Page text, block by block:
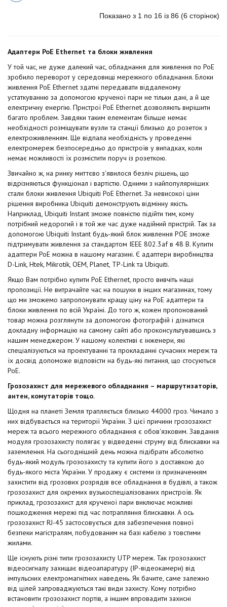
Показано з 1 по 16 із 86 (6 сторінок)
Адаптери PoE Ethernet та блоки живлення
У той час, не дуже далекий час, обладнання для живлення по PoE
зробило переворот у середовищі мережного обладнання. Блоки
живлення PoE Ethernet здатні передавати віддаленому
устаткуванню за допомогою крученої пари не тільки дані, а й ще
електричну енергію. Пристрої PoE Ethernet дозволяють вирішити
багато проблем. Завдяки таким елементам більше немає
необхідності розміщувати вузли та станції близько до розеток з
електроживленням. Ще відпала необхідність у проведенні
електромереж безпосередньо до пристроїв у випадках, коли
немає можливості їх розмістити поруч із розеткою.
Звичайно ж, на ринку миттєво з'явилося безліч рішень, що
відрізняються функціонал і вартістю. Одними з найпопулярніших
стали блоки живлення Ubiquiti PoE Ethernet. За невисокої ціни
рішення виробника Ubiquiti демонструють відмінну якість.
Наприклад, Ubiquiti Instant зможе повністю підійти тим, кому
потрібний недорогий і в той же час дуже надійний пристрій. Так за
допомогою Ubiquiti Instant будь-який блок живлення POE зможе
підтримувати живлення за стандартом IEEE 802.3af в 48 В. Купити
адаптери PoE можна в нашому магазині. Є адаптери виробництва
D-Link, Htek, Mikrotik, OEM, Planet, TP-Link та Ubiquiti.
Якщо Вам потрібно купити PoE Ethernet, просто вивчіть наші
пропозиції. Не витрачайте час на пошуки в інших магазинах, тому
що ми зможемо запропонувати кращу ціну на PoE адаптери та
блоки живлення по всій Україні. До того ж, кожен пропонований
товар можна розглянути за допомогою фотографій і дізнатися
докладну інформацію на самому сайті або проконсультувавшись з
нашим менеджером. У нашому колективі є інженери, які
спеціалізуються на проектуванні та прокладанні сучасних мереж та
їх досвід допоможе відповісти на будь-які питання, що стосуються
PoE.
Грозозахист для мережевого обладнання – маршрутизаторів,
антен, комутаторів тощо.
Щодня на планеті Земля трапляється близько 44000 гроз. Чимало з
них відбувається на території України. З цієї причини грозозахист
мереж та всього мережного обладнання є обов'язковим. Завдання
модуля грозозахисту полягає у відведенні струму від блискавки на
заземлення. На сьогоднішній день можна підібрати абсолютно
будь-який модуль грозозахисту та купити його з доставкою до
будь-якого міста України. У продажу є системи із призначенням
захистити від грозових розрядів все обладнання в будівлі, а також
грозозахист для окремих вузькоспеціалізованих пристроїв. Як
приклад, грозозахист для крученої пари виключає можливі
пошкодження мережі під час потрапляння блискавки. А ось
грозозахист RJ-45 застосовується для забезпечення повної
безпеки магістралям, побудованим на базі кабелю з товстими
жилами.
Ще існують різні типи грозозахисту UTP мереж. Так грозозахист
відеосигналу захищає відеоапаратуру (IP-відеокамери) від
імпульсних електромагнітних наведень. Як бачите, саме залежно
від цілей запроваджуються такі види захисту. Кому потрібно
встановити грозозахист портів, а іншим впровадити захисні